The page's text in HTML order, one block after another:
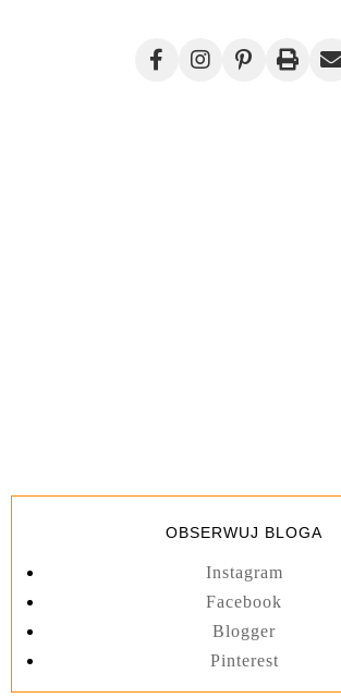
OBSERWUJ BLOGA
Instagram
Facebook
Blogger
Pinterest